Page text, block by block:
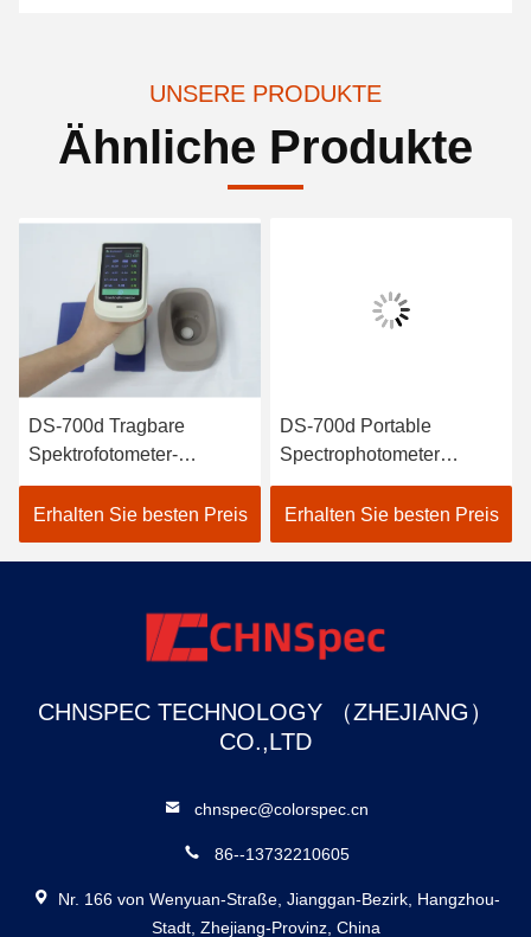
UNSERE PRODUKTE
Ähnliche Produkte
DS-700d Tragbare
Spektrofotometer-
Kolorimeter-intelligente
Selbstkalibrierungs-hohes
Reflexionsvermögen
Erhalten Sie besten Preis
DS-700d Portable
Spectrophotometer
Colorimeter 30+
Messparameter und 37
Auswertungslichtquellen
Erhalten Sie besten Preis
CHNSPEC TECHNOLOGY （ZHEJIANG）
CO.,LTD
chnspec@colorspec.cn
86--13732210605
Nr. 166 von Wenyuan-Straße, Jianggan-Bezirk, Hangzhou-
Stadt, Zhejiang-Provinz, China